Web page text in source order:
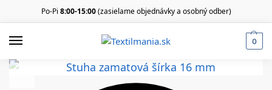
Po-Pi 8:00-15:00(zasielame objednávky a osobný odber)
0